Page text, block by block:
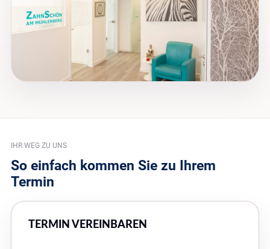
IHR WEG ZU UNS
So einfach kommen Sie zu Ihrem
Termin
TERMIN VEREINBAREN